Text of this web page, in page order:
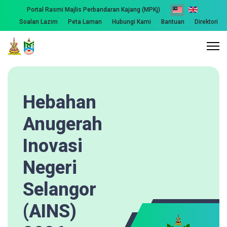
Portal Rasmi Majlis Perbandaran Kajang (MPKj)
Soalan Lazim
Peta Laman Hubungi Kami Bantuan Direktori
Hebahan
Anugerah
Inovasi
Negeri
Selangor
(AINS)